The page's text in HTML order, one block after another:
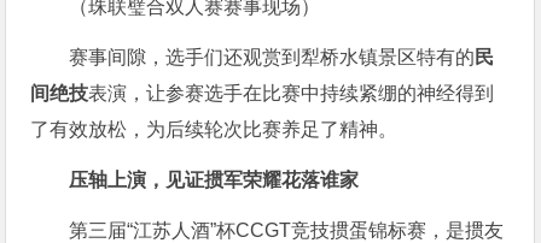
（珠联璧合双人赛赛事现场）
赛事间隙，选手们还观赏到犁桥水镇景区特有的 民
间绝技表演，让参赛选手在比赛中持续紧绷的神经得到
了有效放松，为后续轮次比赛养足了精神。
压轴上演，见证掼军荣耀花落谁家
第三届“江苏人酒”杯CCGT竞技掼蛋锦标赛，是掼友